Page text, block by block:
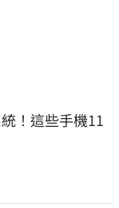
！這些手機11